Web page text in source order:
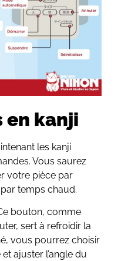
en kanji
les kanji
Vous saurez
votre pièce par
temps chaud.
bouton, comme
sert à refroidir la
vous pourrez choisir
ajuster l’angle du